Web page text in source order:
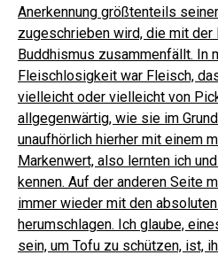
Anerkennung größtenteils
zugeschrieben wird, die mit der
Buddhismus zusammenfällt. In
Fleischlosigkeit war Fleisch,
vielleicht oder vielleicht von
allgegenwärtig, wie sie im
unaufhörlich hierher mit einem
Markenwert, also lernten ich
kennen. Auf der anderen Seite
immer wieder mit den
herumschlagen. Ich glaube,
sein, um Tofu zu schützen, ist,